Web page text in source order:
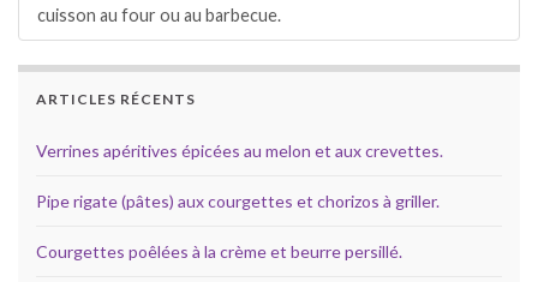
cuisson au four ou au barbecue.
ARTICLES RÉCENTS
Verrines apéritives épicées au melon et aux crevettes.
Pipe rigate (pâtes) aux courgettes et chorizos à griller.
Courgettes poêlées à la crème et beurre persillé.